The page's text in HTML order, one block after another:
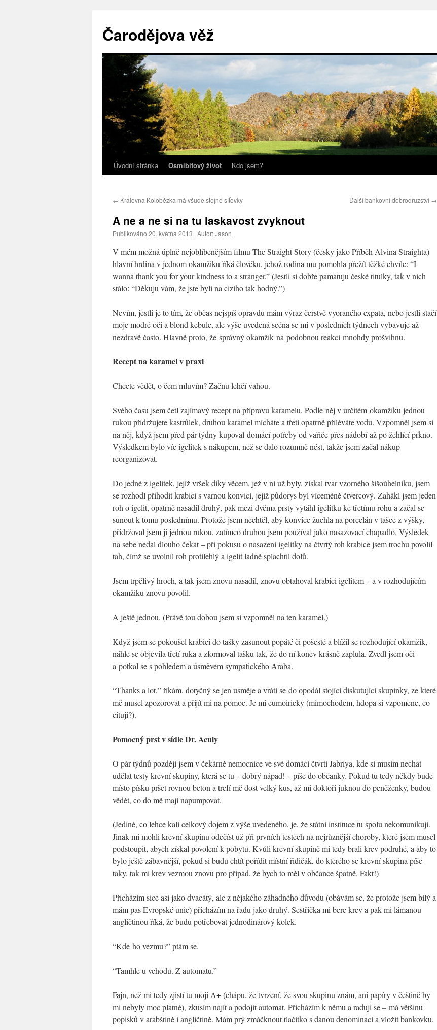
obsahu
webu
Čarodějova věž
Úvodní stránka Osmibitový život Kdo jsem?
← Královna Koloběžka má všude stejné síťovky Další baňkovní dobrodružství→
A ne a ne si na tu laskavost zvyknout
Publikováno 20. května 2013 | Autor:Jason
V mém možná úplně nejoblíbenějším filmu The Straight Story (česky jako Příběh Alvina Straighta)
hlavní hrdina v jednom okamžiku říká člověku, jehož rodina mu pomohla přežít těžké chvíle: “I
wanna thank you for your kindness to a stranger.” (Jestli si dobře pamatuju české titulky, tak v nich
stálo: “Děkuju vám, že jste byli na cizího tak hodný.”)
Nevím, jestli je to tím, že občas nejspíš opravdu mám výraz čerstvě vyoraného expata, nebo jestli stačí
moje modré oči a blond kebule, ale výše uvedená scéna se mi v posledních týdnech vybavuje až
nezdravě často. Hlavně proto, že správný okamžik na podobnou reakci mnohdy prošvihnu.
Recept na karamel v praxi
Chcete vědět, o čem mluvím? Začnu lehčí vahou.
Svého času jsem četl zajímavý recept na přípravu karamelu. Podle něj v určitém okamžiku jednou
rukou přidržujete kastrůlek, druhou karamel mícháte a třetí opatrně přiléváte vodu. Vzpomněl jsem si
na něj, když jsem před pár týdny kupoval domácí potřeby od vařiče přes nádobí až po žehlící prkno.
Výsledkem bylo víc igelitek s nákupem, než se dalo rozumně nést, takže jsem začal nákup
reorganizovat.
Do jedné z igelitek, jejíž vršek díky věcem, jež v ní už byly, získal tvar vzorného šišoúhelníku, jsem
se rozhodl přihodit krabici s varnou konvicí, jejíž půdorys byl víceméně čtvercový. Zahákl jsem jeden
roh o igelit, opatrně nasadil druhý, pak mezi dvěma prsty vytáhl igelitku ke třetímu rohu a začal se
sunout k tomu poslednímu. Protože jsem nechtěl, aby konvice žuchla na porcelán v tašce z výšky,
přidržoval jsem ji jednou rukou, zatímco druhou jsem používal jako nasazovací chapadlo. Výsledek
na sebe nedal dlouho čekat – při pokusu o nasazení igelitky na čtvrtý roh krabice jsem trochu povolil
tah, čímž se uvolnil roh protilehlý a igelit ladně splachtil dolů.
Jsem trpělivý hroch, a tak jsem znovu nasadil, znovu obtahoval krabici igelitem – a v rozhodujícím
okamžiku znovu povolil.
A ještě jednou. (Právě tou dobou jsem si vzpomněl na ten karamel.)
Když jsem se pokoušel krabici do tašky zasunout popáté či pošesté a blížil se rozhodující okamžik,
náhle se objevila třetí ruka a zformoval tašku tak, že do ní konev krásně zaplula. Zvedl jsem oči
a potkal se s pohledem a úsměvem sympatického Araba.
“Thanks a lot,” říkám, dotyčný se jen usměje a vrátí se do opodál stojící diskutující skupinky, ze které
mě musel zpozorovat a přijít mi na pomoc. Je mi eumoiricky (mimochodem, hdopa si vzpomene, co
cituji?).
Pomocný prst v sídle Dr. Aculy
O pár týdnů později jsem v čekárně nemocnice ve své domácí čtvrti Jabriya, kde si musím nechat
udělat testy krevní skupiny, která se tu – dobrý nápad! – píše do občanky. Pokud tu tedy někdy bude
místo písku pršet rovnou beton a trefí mě dost velký kus, až mi doktoři juknou do peněženky, budou
vědět, co do mě mají napumpovat.
(Jediné, co lehce kalí celkový dojem z výše uvedeného, je, že státní instituce tu spolu nekomunikují.
Jinak mi mohli krevní skupinu odečíst už při prvních testech na nejrůznější choroby, které jsem musel
podstoupit, abych získal povolení k pobytu. Kvůli krevní skupině mi tedy brali krev podruhé, a aby to
bylo ještě zábavnější, pokud si budu chtít pořídit místní řidičák, do kterého se krevní skupina píše
taky, tak mi krev vezmou znovu pro případ, že bych to měl v občance špatně. Fakt!)
Přicházím sice asi jako dvacátý, ale z nějakého záhadného důvodu (obávám se, že protože jsem bílý a
mám pas Evropské unie) přicházím na řadu jako druhý. Sestřička mi bere krev a pak mi lámanou
angličtinou říká, že budu potřebovat jednodinárový kolek.
“Kde ho vezmu?” ptám se.
“Tamhle u vchodu. Z automatu.”
Fajn, než mi tedy zjistí tu moji A+ (chápu, že tvrzení, že svou skupinu znám, ani papíry v češtině by
mi nebyly moc platné), zkusím najít a podojit automat. Přicházím k němu a raduji se – má většinu
popisků v arabštině i angličtině. Mám prý zmáčknout tlačítko s danou denominací a vložit bankovku.